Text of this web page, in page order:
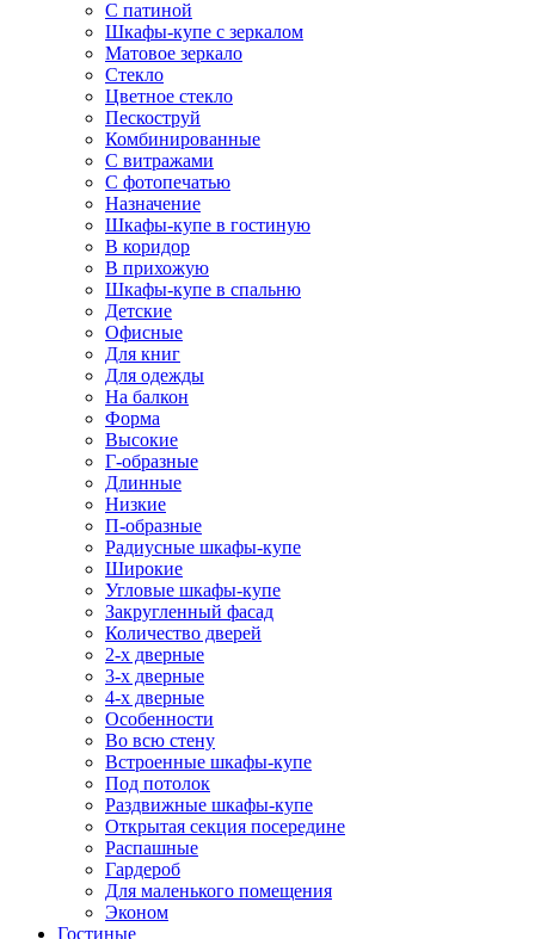
С патиной
Шкафы-купе с зеркалом
Матовое зеркало
Стекло
Цветное стекло
Пескоструй
Комбинированные
С витражами
С фотопечатью
Назначение
Шкафы-купе в гостиную
В коридор
В прихожую
Шкафы-купе в спальню
Детские
Офисные
Для книг
Для одежды
На балкон
Форма
Высокие
Г-образные
Длинные
Низкие
П-образные
Радиусные шкафы-купе
Широкие
Угловые шкафы-купе
Закругленный фасад
Количество дверей
2-х дверные
3-х дверные
4-х дверные
Особенности
Во всю стену
Встроенные шкафы-купе
Под потолок
Раздвижные шкафы-купе
Открытая секция посередине
Распашные
Гардероб
Для маленького помещения
Эконом
Гостиные